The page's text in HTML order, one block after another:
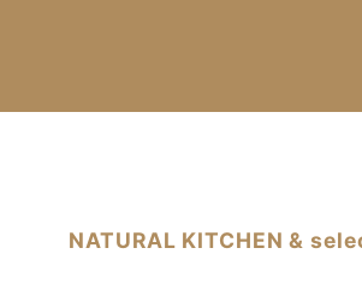
NATURAL KITCHEN &